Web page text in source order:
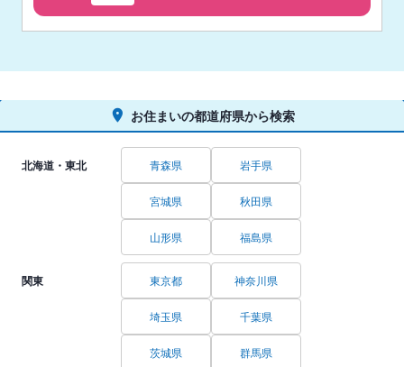
お住まいの都道府県から検索
北海道・東北 青森県 岩手県
宮城県 秋田県
山形県 福島県
関東 東京都 神奈川県
埼玉県 千葉県
茨城県 群馬県